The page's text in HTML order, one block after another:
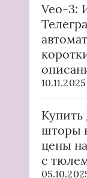
Veo-3:
10.11.2025
шторы
цены
с